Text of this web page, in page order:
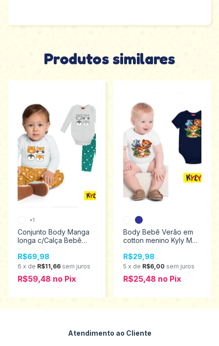
Produtos similares
Conjunto Body Manga
longa c/Calça Bebê
Tamanhos P ao G
1001202
R$69,98
6 x de R$11,66 sem juros
R$59,48 no Pix
+1
Body Bebê Verão em
cotton menino Kyly M
R$29,98
5 x de R$6,00 sem juros
R$25,48 no Pix
Atendimento ao Cliente